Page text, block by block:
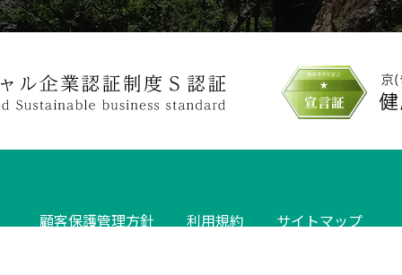
顧客保護管理方針 利用規約 サイトマップ